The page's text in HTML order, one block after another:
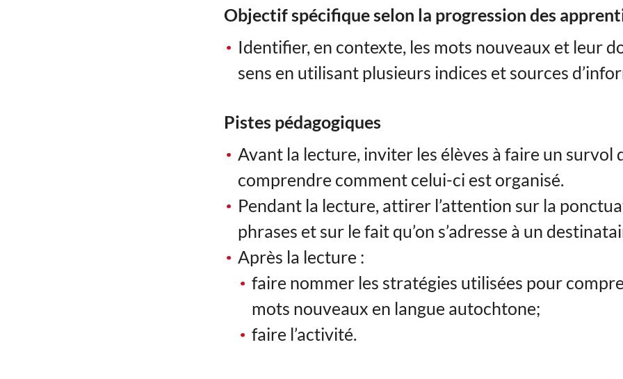
Objectif spécifique selon la progression des
Identifier, en contexte, les mots nouveaux et leur
sens en utilisant plusieurs indices et sources
Pistes pédagogiques
Avant la lecture, inviter les élèves à faire un survol
comprendre comment celui-ci est organisé.
Pendant la lecture, attirer l’attention sur la
phrases et sur le fait qu’on s’adresse à un
Après la lecture :
faire nommer les stratégies utilisées pour
mots nouveaux en langue autochtone;
faire l’activité.